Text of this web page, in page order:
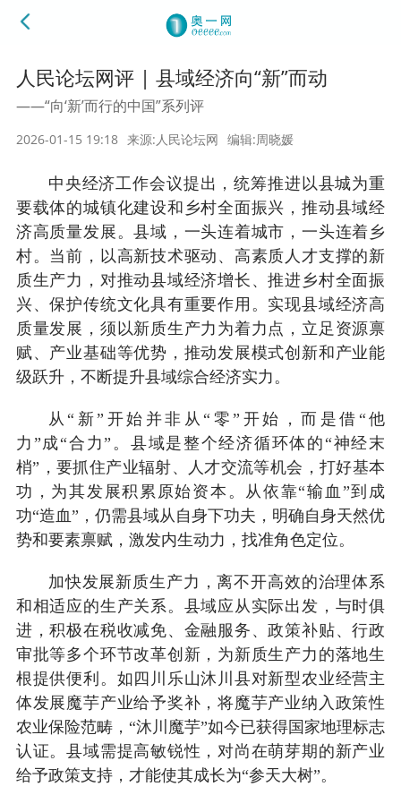
人民论坛网评 | 县域经济向“新”而动
——“向‘新’而行的中国”系列评
2026-01-15 19:18 来源:人民论坛网 编辑:周晓媛
中央经济工作会议提出，统筹推进以县城为重
要载体的城镇化建设和乡村全面振兴，推动县域经
济高质量发展。县域，一头连着城市，一头连着乡
村。当前，以高新技术驱动、高素质人才支撑的新
质生产力，对推动县域经济增长、推进乡村全面振
兴、保护传统文化具有重要作用。实现县域经济高
质量发展，须以新质生产力为着力点，立足资源禀
赋、产业基础等优势，推动发展模式创新和产业能
级跃升，不断提升县域综合经济实力。
从“新”开始并非从“零”开始，而是借“他
力”成“合力”。县域是整个经济循环体的“神经末
梢”，要抓住产业辐射、人才交流等机会，打好基本
功，为其发展积累原始资本。从依靠“输血”到成
功“造血”，仍需县域从自身下功夫，明确自身天然优
势和要素禀赋，激发内生动力，找准角色定位。
加快发展新质生产力，离不开高效的治理体系
和相适应的生产关系。县域应从实际出发，与时俱
进，积极在税收减免、金融服务、政策补贴、行政
审批等多个环节改革创新，为新质生产力的落地生
根提供便利。如四川乐山沐川县对新型农业经营主
体发展魔芋产业给予奖补，将魔芋产业纳入政策性
农业保险范畴，“沐川魔芋”如今已获得国家地理标志
认证。县域需提高敏锐性，对尚在萌芽期的新产业
给予政策支持，才能使其成长为“参天大树”。